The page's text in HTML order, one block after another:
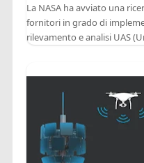
La NASA ha avviato una
fornitori in grado di
rilevamento e analisi UAS